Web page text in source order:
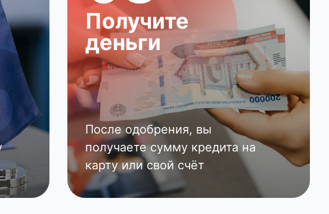
Получите
деньги
После одобрения, вы
получаете сумму кредита на
карту или свой счёт